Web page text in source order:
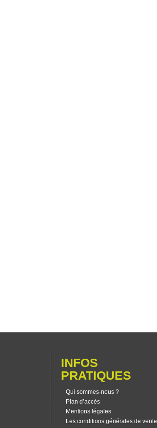
INFOS
PRATIQUES
Qui sommes-nous ?
Plan d’accès
Mentions légales
Les conditions générales de vente